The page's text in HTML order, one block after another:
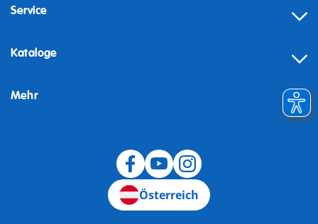
Service
Kataloge
Mehr
Österreich